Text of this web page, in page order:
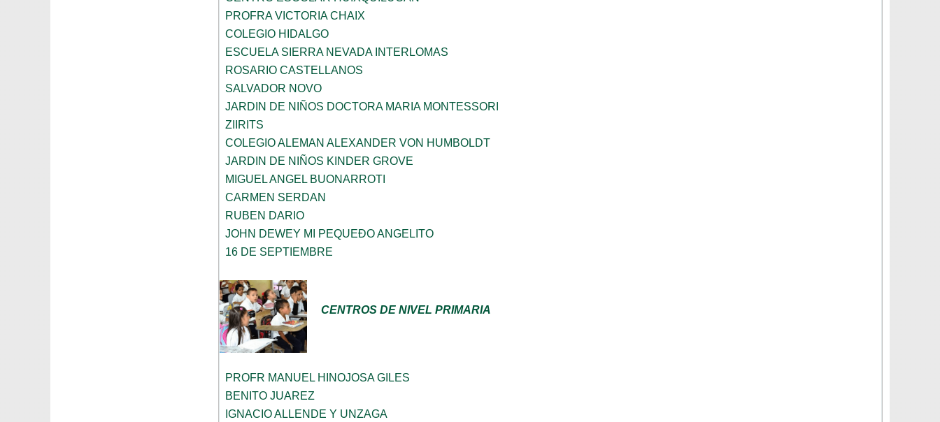
PROFRA VICTORIA CHAIX
COLEGIO HIDALGO
ESCUELA SIERRA NEVADA INTERLOMAS
ROSARIO CASTELLANOS
SALVADOR NOVO
JARDIN DE NIÑOS DOCTORA MARIA MONTESSORI
ZIIRITS
COLEGIO ALEMAN ALEXANDER VON HUMBOLDT
JARDIN DE NIÑOS KINDER GROVE
MIGUEL ANGEL BUONARROTI
CARMEN SERDAN
RUBEN DARIO
JOHN DEWEY MI PEQUEÐO ANGELITO
16 DE SEPTIEMBRE
CENTROS DE NIVEL PRIMARIA
PROFR MANUEL HINOJOSA GILES
BENITO JUAREZ
IGNACIO ALLENDE Y UNZAGA